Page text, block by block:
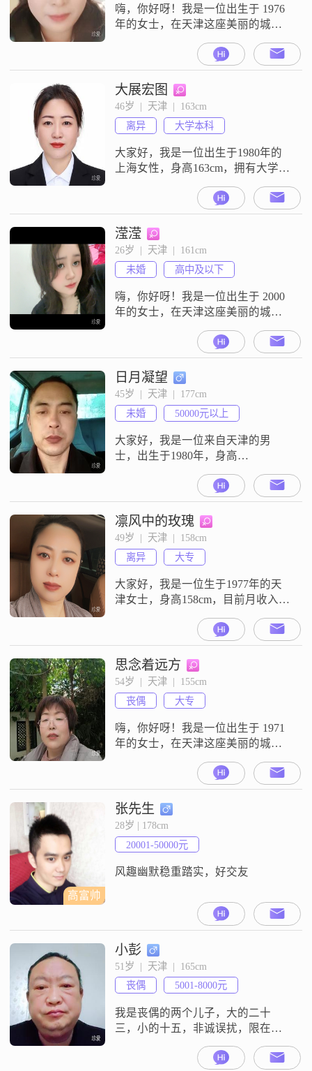
快##3
嗨，你好呀！我是一位出生于 1976
年的女士，在天津这座美丽的城市
生活##3002##我的身高大概 159cm
呢##3002##我的工作收入相对比较
平稳，每月在 3000 元以下##3002##
我觉得自己最大的特点就是家庭优
先啦，家庭在我心里永远是最重要
的位置##3002##而且我很温柔体
贴，能细心照顾身边人的感受
大展宏图
46岁  |  天津  |  163cm
离异
大学本科
大家好，我是一位出生于1980年的
上海女性，身高163cm，拥有大学本
月收入在8001到12000元之间
##3002##我性格温柔体贴，独立自
信，注重享受当下的生活##3002##
在日常生活中，我喜欢精致的生活
方式，追求稳定和安逸##3002##音
乐是我生活中不可或缺的一部分，
我喜
滢滢
26岁  |  天津  |  161cm
未婚
高中及以下
嗨，你好呀！我是一位出生于 2000
年的女士，在天津这座美丽的城市
呢##3002##我现在的工作收入一个
月在 3001 - 5000 元左右##3002##我
觉得自己是个挺不错的人哦，性格
温柔体贴，也很善解人意##3002##
平时总是开朗爱笑，看待事情乐观
积极，对人更是真
日月凝望
45岁  |  天津  |  177cm
未婚
50000元以上
大家好，我是一位来自天津的男
士，出生于1980年，身高
元以上，目前从事着一份稳定的工
作##3002##虽然我的学历是大专，
但我一直保持着学习的热情，不断
提升自己的能力和素质##3002##我
性格耐心包容，理性冷静，遇到问
题能够沉着应对##3002##我内敛慢
热，但一旦熟悉
凛风中的玫瑰
49岁  |  天津  |  158cm
离异
大专
大家好，我是一位生于1977年的天
津女士，身高158cm，目前月收入在
大专学历，在工作中我一直秉持着
认真负责的态度##3002##我觉得自
己是个挺善解人意的人，能理解他
人的想法和感受##3002##在生活中
我很独立自信，遇到问题会积极面
对##3002##我性格随和，容易相处
思念着远方
54岁  |  天津  |  155cm
丧偶
大专
嗨，你好呀！我是一位出生于 1971
年的女士，在天津这座美丽的城市
在工作中还算努力，目前月收入在
3001 - 5000 元这个范围。学历是大
专。我觉得自己最大的特点就是善
解人意啦，能理解和体谅别人的想
法和感受。性格温柔体贴，总是希
望能给身边的人带来温暖。我开朗
爱笑，乐观积极的态
高富帅
张先生
28岁 | 178cm
20001-50000元
风趣幽默稳重踏实，好交友
小彭
51岁  |  天津  |  165cm
丧偶
5001-8000元
我是丧偶的两个儿子，大的二十
三，小的十五，非诚误扰，限在天